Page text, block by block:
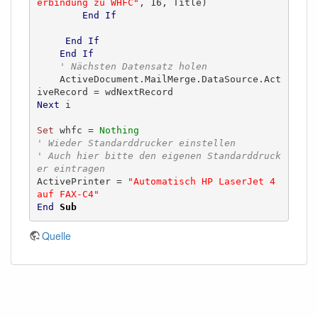
erbindung zu WHFC" , 16, Title)
End
If
End
If
End
If
' Nächsten Datensatz holen
Next i
Set whfc = Nothing
' Wieder Standarddrucker einstellen
' Auch hier bitte den eigenen Standarddruck
er eintragen
ActivePrinter =
"Automatisch HP LaserJet 4
auf FAX-C4"
End
Sub
Quelle